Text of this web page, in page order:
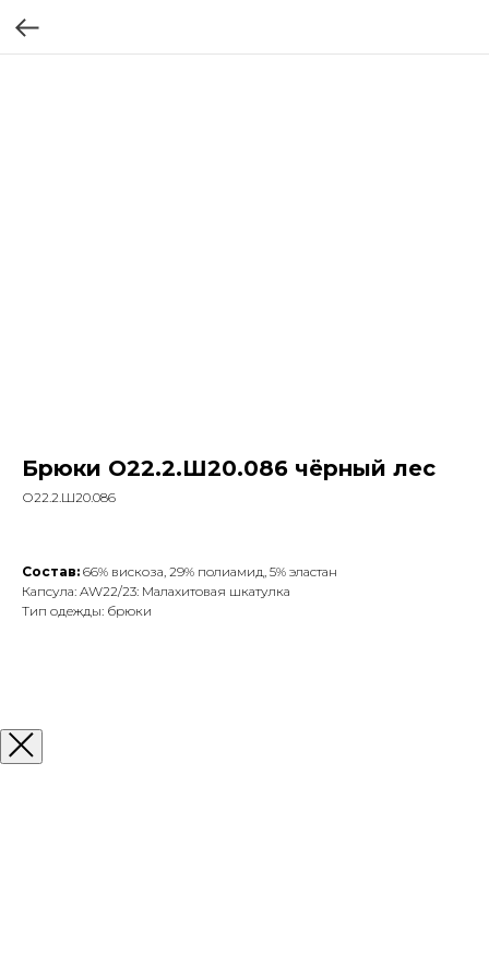
Брюки О22.2.Ш20.086 чёрный лес
О22.2.Ш20.086
Состав: 66% вискоза, 29% полиамид, 5% эластан
Капсула: AW22/23: Малахитовая шкатулка
Тип одежды: брюки